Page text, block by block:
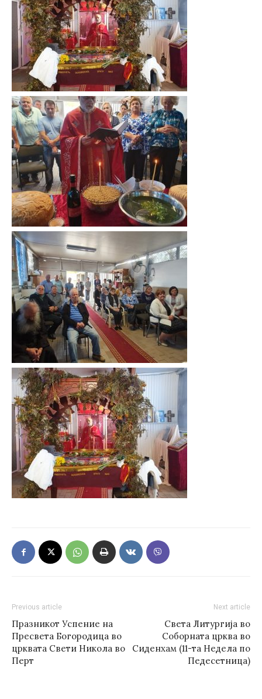
Previous article
Празникот Успение на
Пресвета Богородица во
црквата Свети Никола во
Перт
Next article
Света Литургија во
Соборната црква во
Сиденхам (11-та Недела по
Педесетница)